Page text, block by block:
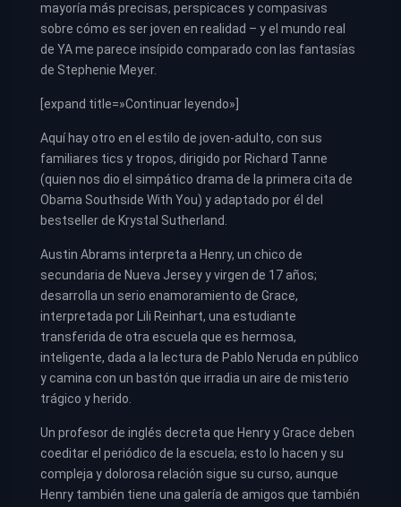
mayoría más precisas, perspicaces y compasivas
sobre cómo es ser joven en realidad – y el mundo real
de YA me parece insípido comparado con las fantasías
de Stephenie Meyer.
[expand title=»Continuar leyendo»]
Aquí hay otro en el estilo de joven-adulto, con sus
familiares tics y tropos, dirigido por Richard Tanne
(quien nos dio el simpático drama de la primera cita de
Obama Southside With You) y adaptado por él del
bestseller de Krystal Sutherland.
Austin Abrams interpreta a Henry, un chico de
secundaria de Nueva Jersey y virgen de 17 años;
desarrolla un serio enamoramiento de Grace,
interpretada por Lili Reinhart, una estudiante
transferida de otra escuela que es hermosa,
inteligente, dada a la lectura de Pablo Neruda en público
y camina con un bastón que irradia un aire de misterio
trágico y herido.
Un profesor de inglés decreta que Henry y Grace deben
coeditar el periódico de la escuela; esto lo hacen y su
compleja y dolorosa relación sigue su curso, aunque
Henry también tiene una galería de amigos que también